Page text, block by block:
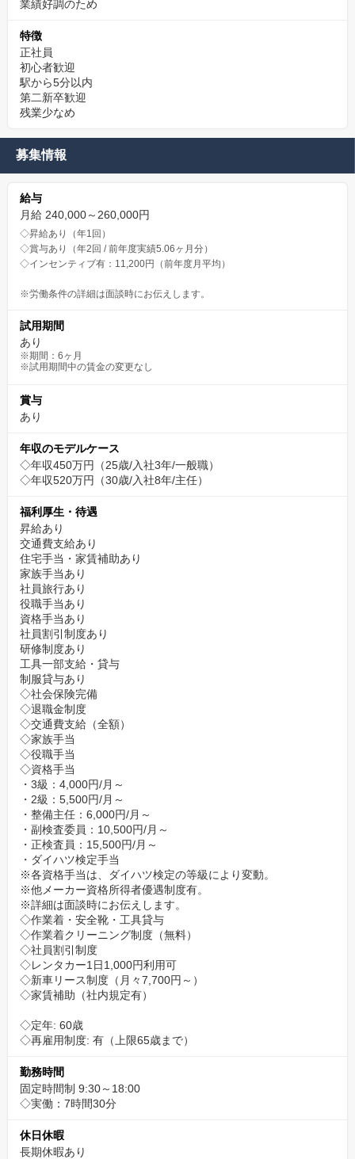
業績好調のため
特徴
正社員
初心者歓迎
駅から5分以内
第二新卒歓迎
残業少なめ
募集情報
給与
月給 240,000～260,000円
◇昇給あり（年1回）
◇賞与あり（年2回 / 前年度実績5.06ヶ月分）
◇インセンティブ有：11,200円（前年度月平均）
※労働条件の詳細は面談時にお伝えします。
試用期間
あり
※期間：6ヶ月
※試用期間中の賃金の変更なし
賞与
あり
年収のモデルケース
◇年収450万円（25歳/入社3年/一般職）
◇年収520万円（30歳/入社8年/主任）
福利厚生・待遇
昇給あり
交通費支給あり
住宅手当・家賃補助あり
家族手当あり
社員旅行あり
役職手当あり
資格手当あり
社員割引制度あり
研修制度あり
工具一部支給・貸与
制服貸与あり
◇社会保険完備
◇退職金制度
◇交通費支給（全額）
◇家族手当
◇役職手当
◇資格手当
・3級：4,000円/月～
・2級：5,500円/月～
・整備主任：6,000円/月～
・副検査委員：10,500円/月～
・正検査員：15,500円/月～
・ダイハツ検定手当
※各資格手当は、ダイハツ検定の等級により変動。
※他メーカー資格所得者優遇制度有。
※詳細は面談時にお伝えします。
◇作業着・安全靴・工具貸与
◇作業着クリーニング制度（無料）
◇社員割引制度
◇レンタカー1日1,000円利用可
◇新車リース制度（月々7,700円～）
◇家賃補助（社内規定有）
◇定年: 60歳
◇再雇用制度: 有（上限65歳まで）
勤務時間
固定時間制 9:30～18:00
◇実働：7時間30分
休日休暇
長期休暇あり